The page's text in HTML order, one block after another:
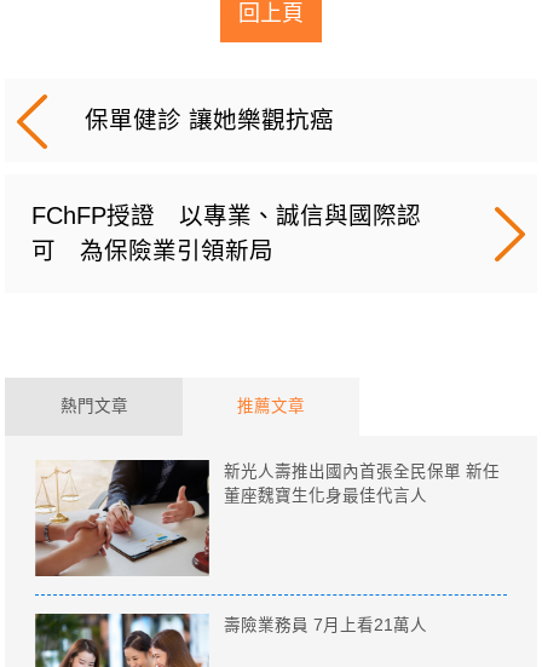
回上頁
保單健診 讓她樂觀抗癌
FChFP授證 以專業、誠信與國際認
可 為保險業引領新局
熱門文章 推薦文章
新光人壽推出國內首張全民保單 新任
董座魏寶生化身最佳代言人
壽險業務員 7月上看21萬人